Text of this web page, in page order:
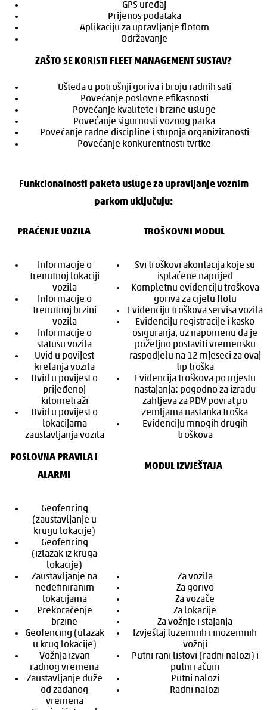
GPS uređaj
Prijenos podataka
Aplikaciju za upravljanje flotom
Održavanje
ZAŠTO SE KORISTI FLEET MANAGEMENT SUSTAV?
Ušteda u potrošnji goriva i broju radnih sati
Povećanje poslovne efikasnosti
Povećanje kvalitete i brzine usluge
Povećanje sigurnosti voznog parka
Povećanje radne discipline i stupnja organiziranosti
Povećanje konkurentnosti tvrtke
Funkcionalnosti paketa usluge za upravljanje voznim
parkom uključuju:
PRAĆENJE VOZILA TROŠKOVNI MODUL
Informacije o
trenutnoj lokaciji
vozila
Informacije o
trenutnoj brzini
vozila
Informacije o
statusu vozila
Uvid u povijest
kretanja vozila
Uvid u povijest o
prijeđenoj
kilometraži
Uvid u povijest o
lokacijama
zaustavljanja vozila
Svi troškovi akontacija koje su
isplaćene naprijed
Kompletnu evidenciju troškova
goriva za cijelu flotu
Evidenciju troškova servisa vozila
Evidenciju registracije i kasko
osiguranja, uz napomenu da je
poželjno postaviti vremensku
raspodjelu na 12 mjeseci za ovaj
tip troška
Evidencija troškova po mjestu
nastajanja: pogodno za izradu
zahtjeva za PDV povrat po
zemljama nastanka troška
Evidenciju mnogih drugih
troškova
POSLOVNA PRAVILA I
ALARMI
MODUL IZVJEŠTAJA
Geofencing
(zaustavljanje u
krugu lokacije)
Geofencing
(izlazak iz kruga
lokacije)
Zaustavljanje na
nedefiniranim
lokacijama
Prekoračenje
brzine
Geofencing (ulazak
u krug lokacije)
Vožnja izvan
radnog vremena
Zaustavljanje duže
od zadanog
vremena
Za vozila
Za gorivo
Za vozače
Za lokacije
Za vožnje i stajanja
Izvještaj tuzemnih i inozemnih
vožnji
Putni rani listovi (radni nalozi) i
putni računi
Putni nalozi
Radni nalozi